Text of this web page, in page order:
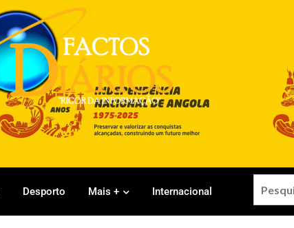
Desporto Mais + Internacional